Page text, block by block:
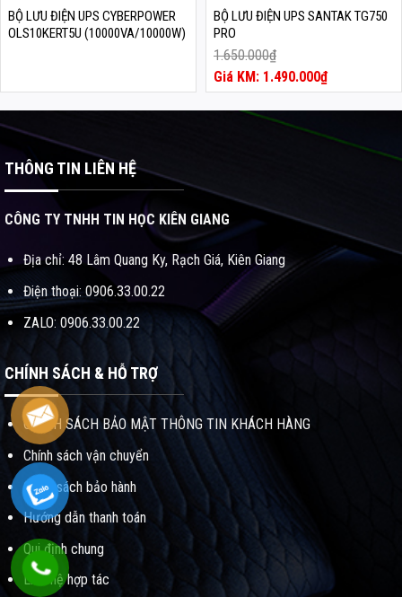
BỘ LƯU ĐIỆN UPS CYBERPOWER
OLS10KERT5U (10000VA/10000W)
BỘ LƯU ĐIỆN UPS SANTAK TG750
PRO
1.650.000₫
Giá
gốc
là:
1.650.000₫.
1.490.000₫
Giá
hiện
THÔNG TIN LIÊN HỆ
CÔNG TY TNHH TIN HỌC KIÊN GIANG
Địa chỉ: 48 Lâm Quang Ky, Rạch Giá, Kiên Giang
Điện thoại: 0906.33.00.22
ZALO: 0906.33.00.22
CHÍNH SÁCH & HỖ TRỢ
CHÍNH SÁCH BẢO MẬT THÔNG TIN KHÁCH HÀNG
Chính sách vận chuyển
Chính sách bảo hành
Hướng dẫn thanh toán
Qui định chung
Liên hệ hợp tác